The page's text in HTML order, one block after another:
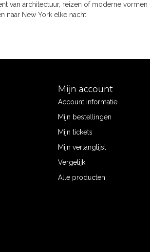
van architectuur, reizen of moderne
naar New York elke nacht.
Mijn account
Account informatie
Mijn bestellingen
Mijn tickets
Mijn verlanglijst
Vergelijk
Alle producten